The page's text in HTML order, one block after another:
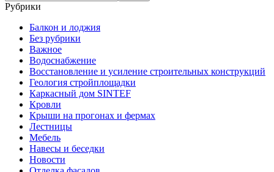
Рубрики
Балкон и лоджия
Без рубрики
Важное
Водоснабжение
Восстановление и усиление строительных конструкций
Геология стройплощадки
Каркасный дом SINTEF
Кровли
Крыши на прогонах и фермах
Лестницы
Мебель
Навесы и беседки
Новости